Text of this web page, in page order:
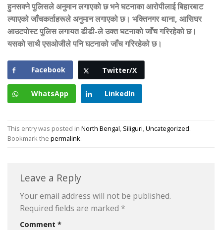
हुनसक्ने पुलिसले अनुमान लगाएको छ भने घटनाका आरोपीलाई बिहारबाट
ल्याएको जाँचकर्ताहरूले अनुमान लगाएको छ। भक्तिनगर थाना, आसिघर
आउटपोस्ट पुलिस लगायत डीडी-ले उक्त घटनाको जाँच गरिरहेको छ।
यसको साथै एसओजीले पनि घटनाको जाँच गरिरहेको छ।
Facebook Twitter/X
WhatsApp LinkedIn
This entry was posted in North Bengal, Siliguri,Uncategorized.
Bookmark the permalink.
Leave a Reply
Your email address will not be published.
Required fields are marked *
Comment *